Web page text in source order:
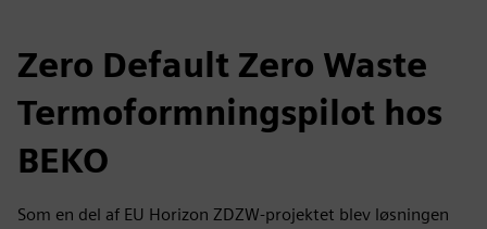
Zero Default Zero Waste
Termoformningspilot hos
BEKO
Som en del af EU Horizon ZDZW-projektet blev løsningen